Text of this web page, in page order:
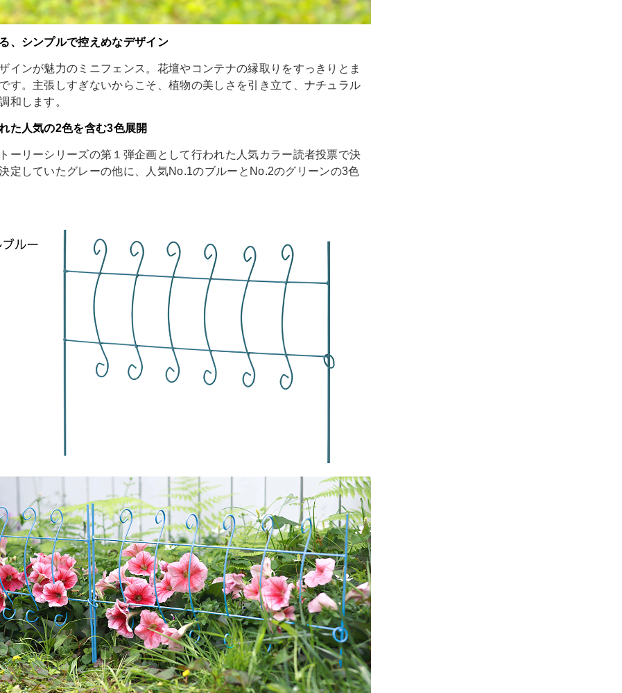
、シンプルで控えめなデザイン
インが魅力のミニフェンス。花壇やコンテナの縁取りをすっきりとま
す。主張しすぎないからこそ、植物の美しさを引き立て、ナチュラル
和します。
た人気の2色を含む3色展開
ーリーシリーズの第１弾企画として行われた人気カラー読者投票で決
定していたグレーの他に、人気No.1のブルーとNo.2のグリーンの3色